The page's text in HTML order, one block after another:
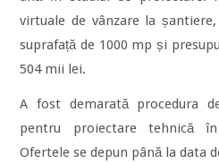
virtuale de vânzare la
suprafață de 1000 mp și
504 mii lei.
A fost demarată procedura
pentru proiectare tehnică
Ofertele se depun până la data